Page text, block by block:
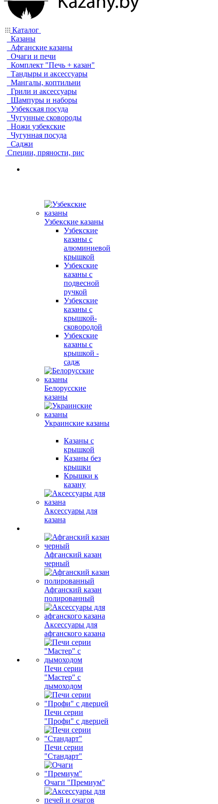
Каталог
Казаны
Афганские казаны
Очаги и печи
Комплект "Печь + казан"
Тандыры и аксессуары
Мангалы, коптильни
Грили и аксессуары
Шампуры и наборы
Узбекская посуда
Чугунные сковороды
Ножи узбекские
Чугунная посуда
Саджи
Специи, пряности, рис
Узбекские казаны
Узбекские
казаны с
алюминиевой
крышкой
Узбекские
казаны с
подвесной
ручкой
Узбекские
казаны с
крышкой-
сковородой
Узбекские
казаны с
крышкой -
садж
Белорусские
казаны
Украинские казаны
Казаны с
крышкой
Казаны без
крышки
Крышки к
казану
Аксессуары для
казана
Афганский казан
черный
Афганский казан
полированный
Аксессуары для
афганского казана
Печи серии
"Мастер" с
дымоходом
Печи серии
"Профи" с дверцей
Печи серии
"Стандарт"
Очаги "Премиум"